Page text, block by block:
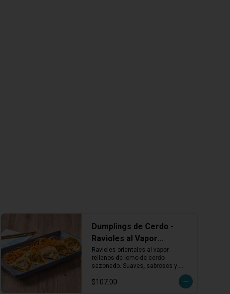
Dumplings de Cerdo -
Ravioles al Vapor
Rellenos de Lomo
Ravioles orientales al vapor
rellenos de lomo de cerdo
sazonado. Suaves, sabrosos y
acompañamiento.
$107.00